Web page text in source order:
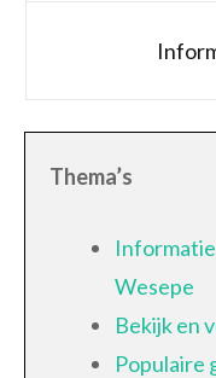
Thema’s
Wesepe
Bekijk en
Populaire